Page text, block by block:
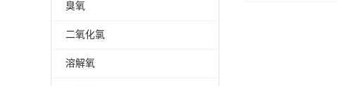
臭氧
二氧化氯
溶解氧